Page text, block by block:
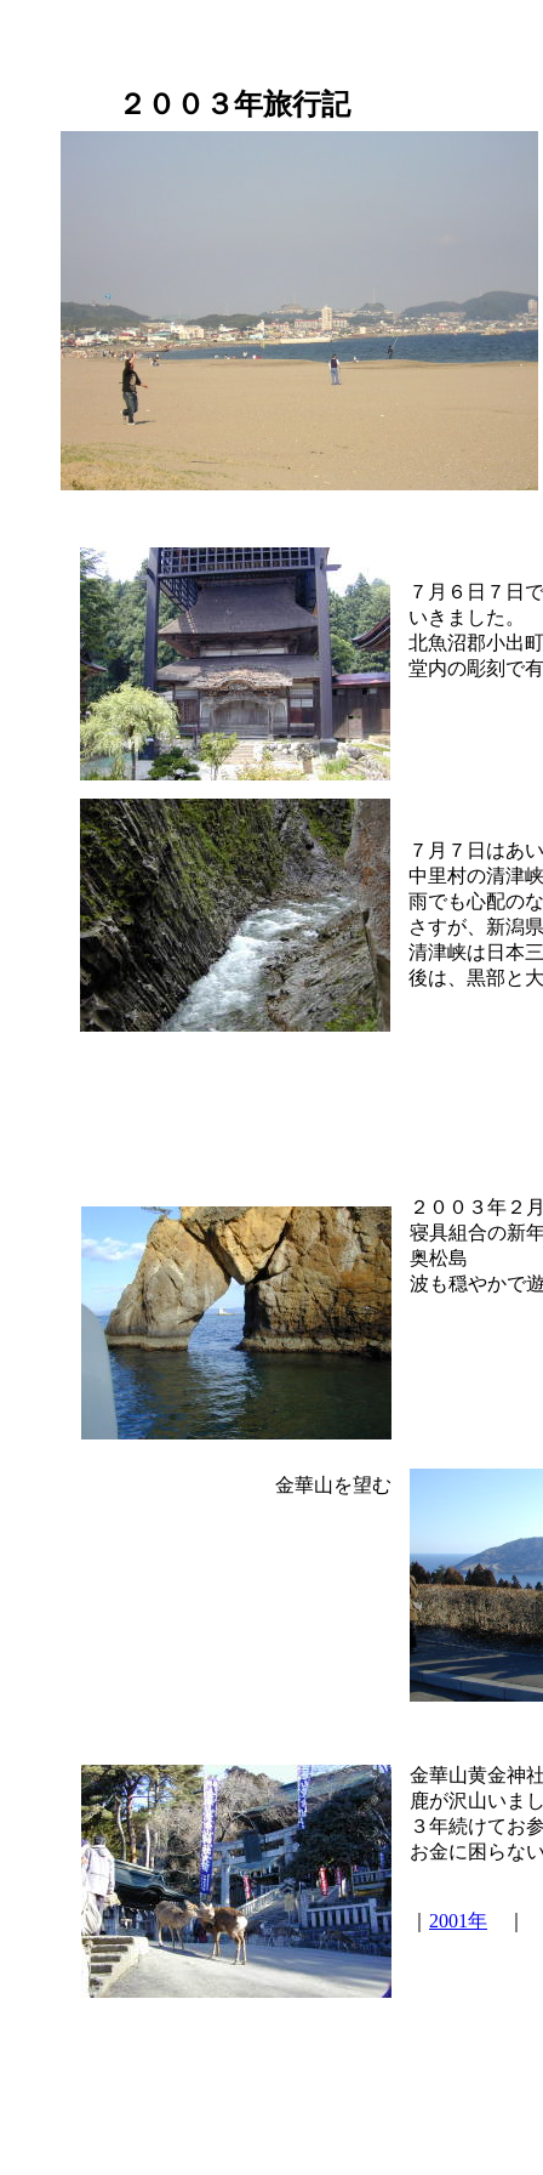
７月６日７日
いきました。
北魚沼郡小出
堂内の彫刻で
７月７日はあ
中里村の清津
雨でも心配の
さすが、新潟
清津峡は日本
後は、黒部と
２００３年旅行記
２００３年２
寝具組合の新
奥松島
波も穏やかで
金華山を望む
金華山黄金神
鹿が沢山いま
３年続けてお
お金に困らな
2001年